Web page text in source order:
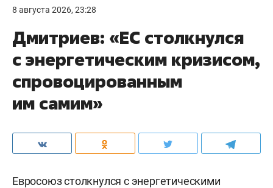
8 августа 2026, 23:28
Дмитриев: «ЕС столкнулся
с энергетическим кризисом,
спровоцированным
им самим»
Евросоюз столкнулся с энергетическими